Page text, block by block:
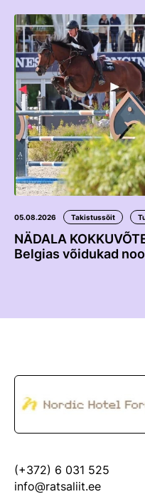
05.08.2026 Takistussõit
NÄDALA
Belgias võidukad
(+372) 6 031 525
info@ratsaliit.ee